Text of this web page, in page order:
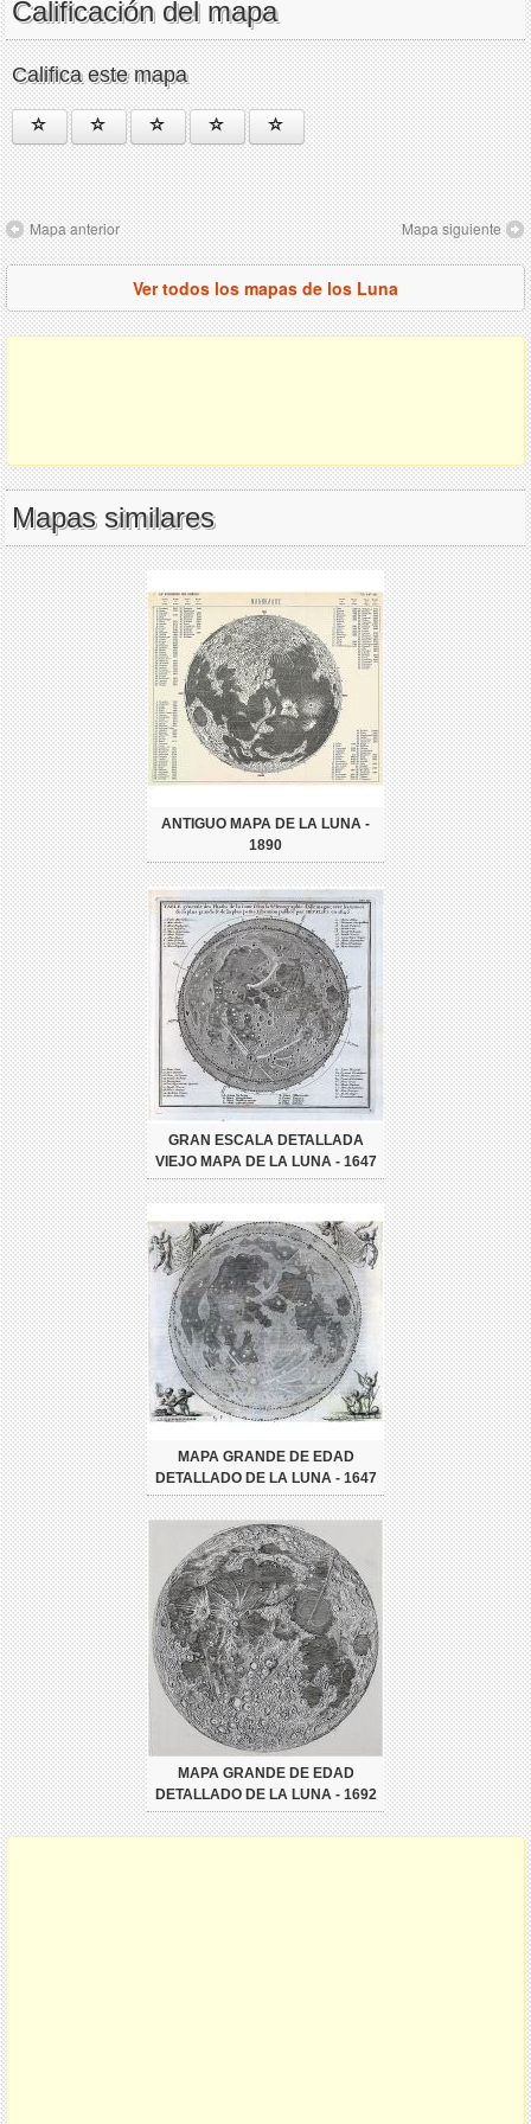
Calificación del mapa
Califica este mapa
Mapa anterior Mapa siguiente
Ver todos los mapas de los Luna
Mapas similares
ANTIGUO MAPA DE LA LUNA -
1890
GRAN ESCALA DETALLADA
VIEJO MAPA DE LA LUNA - 1647
MAPA GRANDE DE EDAD
DETALLADO DE LA LUNA - 1647
MAPA GRANDE DE EDAD
DETALLADO DE LA LUNA - 1692